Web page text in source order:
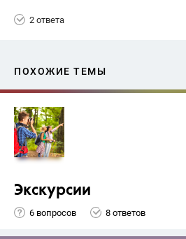
2 ответа
ПОХОЖИЕ ТЕМЫ
Экскурсии
6 вопросов 8 ответов